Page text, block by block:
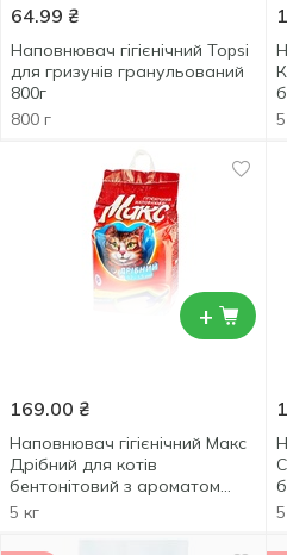
64.99 ₴
Наповнювач гігієнічний Topsi
для гризунів гранульований
800г
800 г
+
169.00 ₴
Наповнювач гігієнічний Макс
Дрібний для котів
бентонітовий з ароматом
лаванди 5кг
5 кг